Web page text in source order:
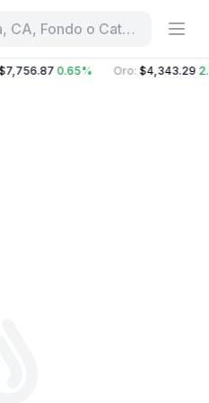
CA, Fondo o Categoría
0.65% Oro: $4,343.29